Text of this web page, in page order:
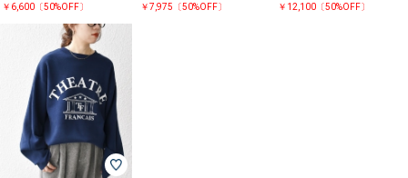
￥6,600〔50%OFF〕 ￥7,975〔50%OFF〕 ￥12,100〔50%OFF〕